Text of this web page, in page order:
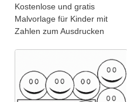
Kostenlose und gratis
Malvorlage für Kinder mit
Zahlen zum Ausdrucken